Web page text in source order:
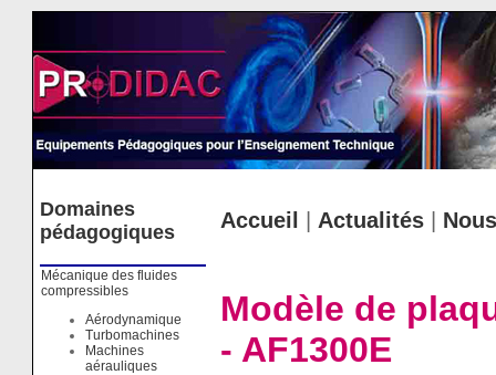
Domaines
pédagogiques
Mécanique des fluides
compressibles
Aérodynamique
Turbomachines
Machines
aérauliques
Accueil Actualités|
Modèle de
- AF1300E
Cookies management panel